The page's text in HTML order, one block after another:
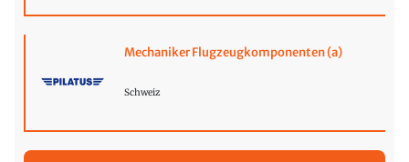
Mechaniker Flugzeugkomponenten (a)
Schweiz